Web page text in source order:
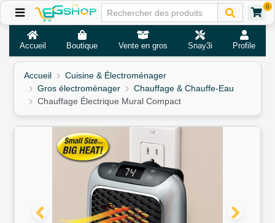
0
Accueil Boutique Vente en gros Snay3i Profile
Accueil
Cuisine & Électroménager
Gros électroménager
Chauffage & Chauffe-Eau
Chauffage Électrique Mural Compact